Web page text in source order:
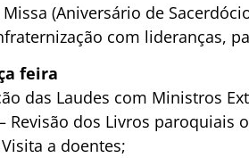
Missa (Aniversário de
com lideranças,
feira
das Laudes com Ministros
Revisão dos Livros paroquiais
a doentes;